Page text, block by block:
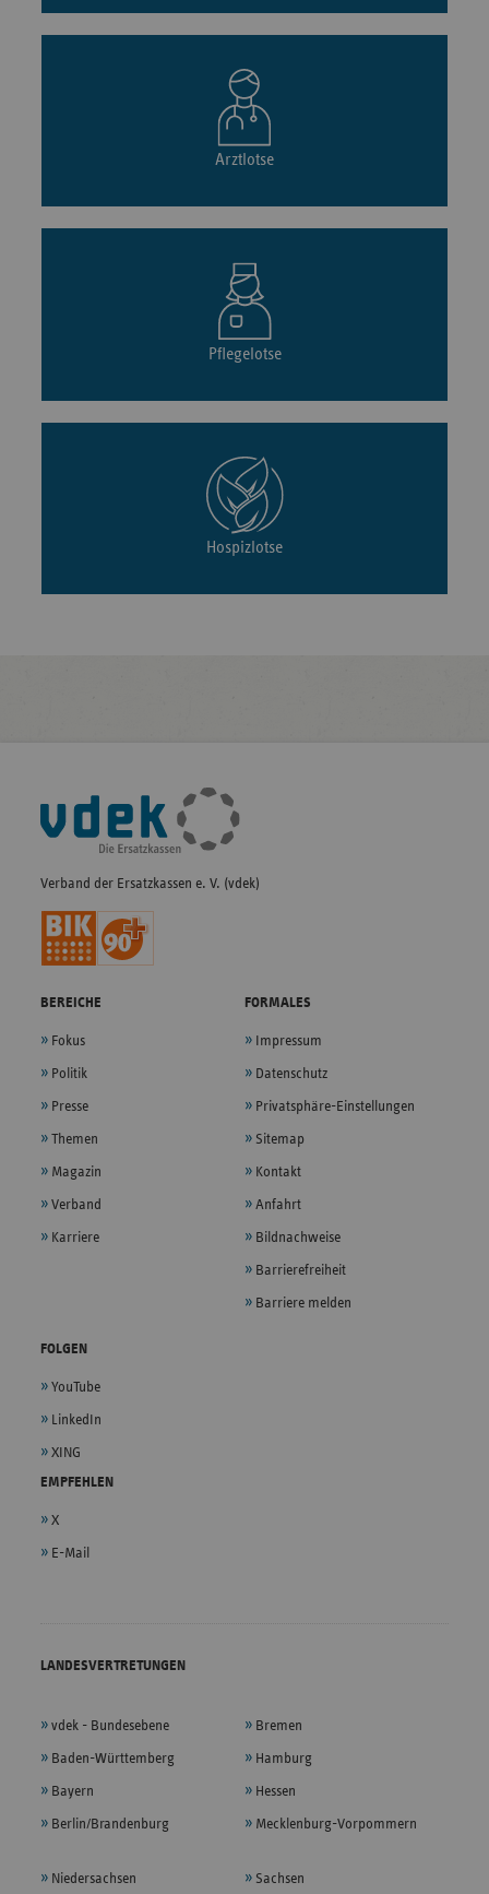
Arztlotse
Pflegelotse
Hospizlotse
Fußleisten-
Navigation
Verband der Ersatzkassen e. V. (vdek)
BEREICHE
Fokus
Politik
Presse
Themen
Magazin
Verband
Karriere
FORMALES
Impressum
Datenschutz
Privatsphäre-Einstellungen
Sitemap
Kontakt
Anfahrt
Bildnachweise
Barrierefreiheit
Barriere melden
FOLGEN
YouTube
LinkedIn
XING
EMPFEHLEN
X
E-Mail
LANDESVERTRETUNGEN
vdek - Bundesebene
Baden-Württemberg
Bayern
Berlin/Brandenburg
Bremen
Hamburg
Hessen
Mecklenburg-Vorpommern
Niedersachsen Sachsen